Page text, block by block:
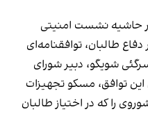
حاشیه نشست امنیتی
طالبان، توافقنامه‌ای
شویگو، دبیر شورای
توافق، مسکو تجهیزات
را که در اختیاز طالبان